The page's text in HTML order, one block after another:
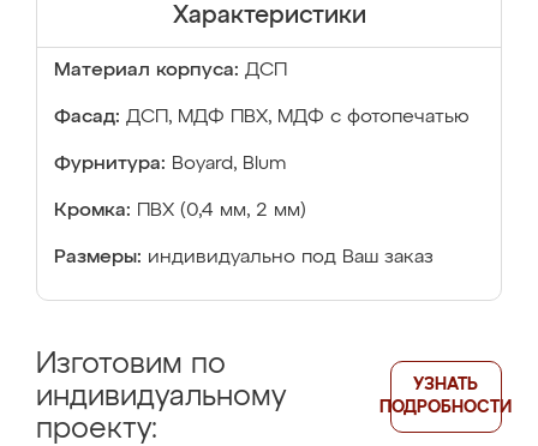
Характеристики
Материал корпуса: ДСП
Фасад: ДСП, МДФ ПВХ, МДФ с фотопечатью
Фурнитура: Boyard, Blum
Кромка: ПВХ (0,4 мм, 2 мм)
Размеры: индивидуально под Ваш заказ
Изготовим по
индивидуальному
проекту:
УЗНАТЬ
ПОДРОБНОСТИ